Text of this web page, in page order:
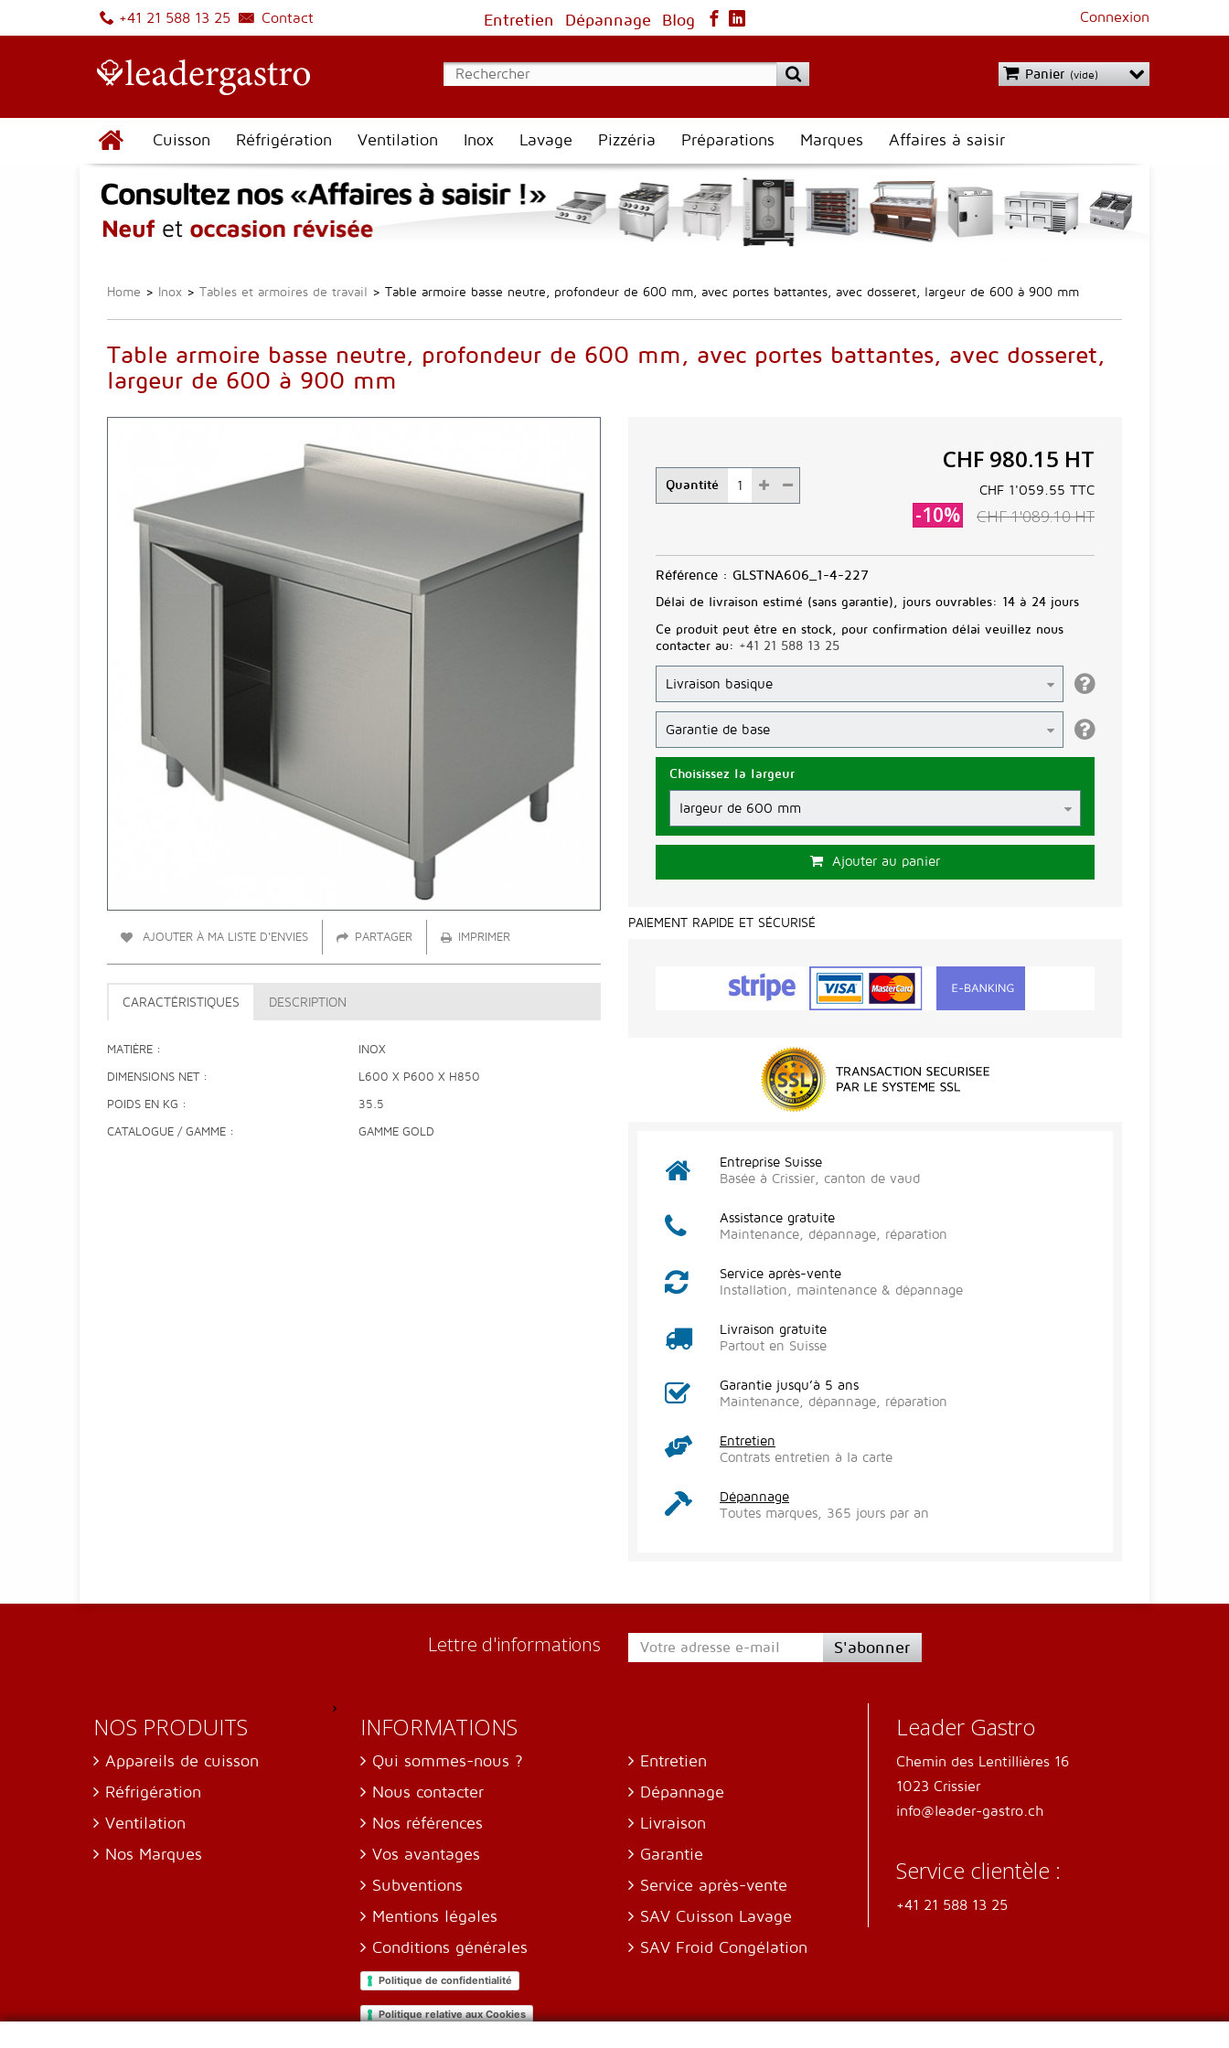
+41 21 588 13 25 Contact Connexion
Entretien Dépannage Blog
Panier (vide)
Cuisson Réfrigération Ventilation Inox Lavage Pizzéria Préparations Marques Affaires à saisir
Home > Inox > Tables et armoires de travail > Table armoire basse neutre, profondeur de 600 mm, avec portes battantes, avec dosseret, largeur de 600 à 900 mm
Table armoire basse neutre, profondeur de 600 mm, avec portes battantes, avec dosseret,
largeur de 600 à 900 mm
AJOUTER À MA LISTE D'ENVIES PARTAGER IMPRIMER
CARACTÉRISTIQUES DESCRIPTION
MATIÈRE INOX
DIMENSIONS NET L600 X P600 X H850
POIDS EN KG 35.5
CATALOGUE / GAMME GAMME GOLD
Quantité
CHF 980.15 HT
CHF 1'059.55 TTC
-10% CHF 1'089.10HT
Référence : GLSTNA606_1-4-227
Délai de livraison estimé (sans garantie), jours ouvrables: 14 à 24 jours
Ce produit peut être en stock, pour confirmation délai veuillez nous
contacter au: +41 21 588 13 25
Choisissez la largeur
Ajouter au panier
PAIEMENT RAPIDE ET SÉCURISÉ
Entreprise Suisse
Basée à Crissier, canton de vaud
Assistance gratuite
Maintenance, dépannage, réparation
Service après-vente
Installation, maintenance & dépannage
Livraison gratuite
Partout en Suisse
Garantie jusqu’à 5 ans
Maintenance, dépannage, réparation
Entretien
Contrats entretien à la carte
Dépannage
Toutes marques, 365 jours par an
Lettre d'informations S'abonner
NOS PRODUITS
Appareils de cuisson
Réfrigération
Ventilation
Nos Marques
INFORMATIONS
Qui sommes-nous ?
Nous contacter
Nos références
Vos avantages
Subventions
Mentions légales
Conditions générales
Politique de confidentialité
Politique relative aux Cookies
Entretien
Dépannage
Livraison
Garantie
Service après-vente
SAV Cuisson Lavage
SAV Froid Congélation
Leader Gastro
Chemin des Lentillières 16
1023 Crissier
info@leader-gastro.ch
Service clientèle :
+41 21 588 13 25